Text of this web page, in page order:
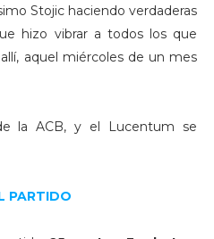
Stojic haciendo verdaderas
hizo vibrar a todos los que
aquel miércoles de un mes
la ACB, y el Lucentum se
PARTIDO